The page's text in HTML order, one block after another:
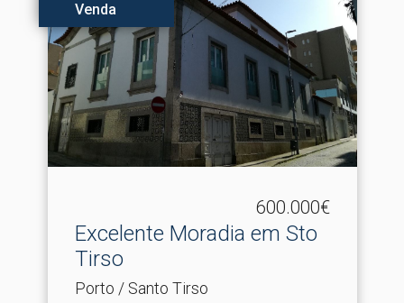
Venda
600.000€
Excelente Moradia em Sto
Tirso
Porto / Santo Tirso